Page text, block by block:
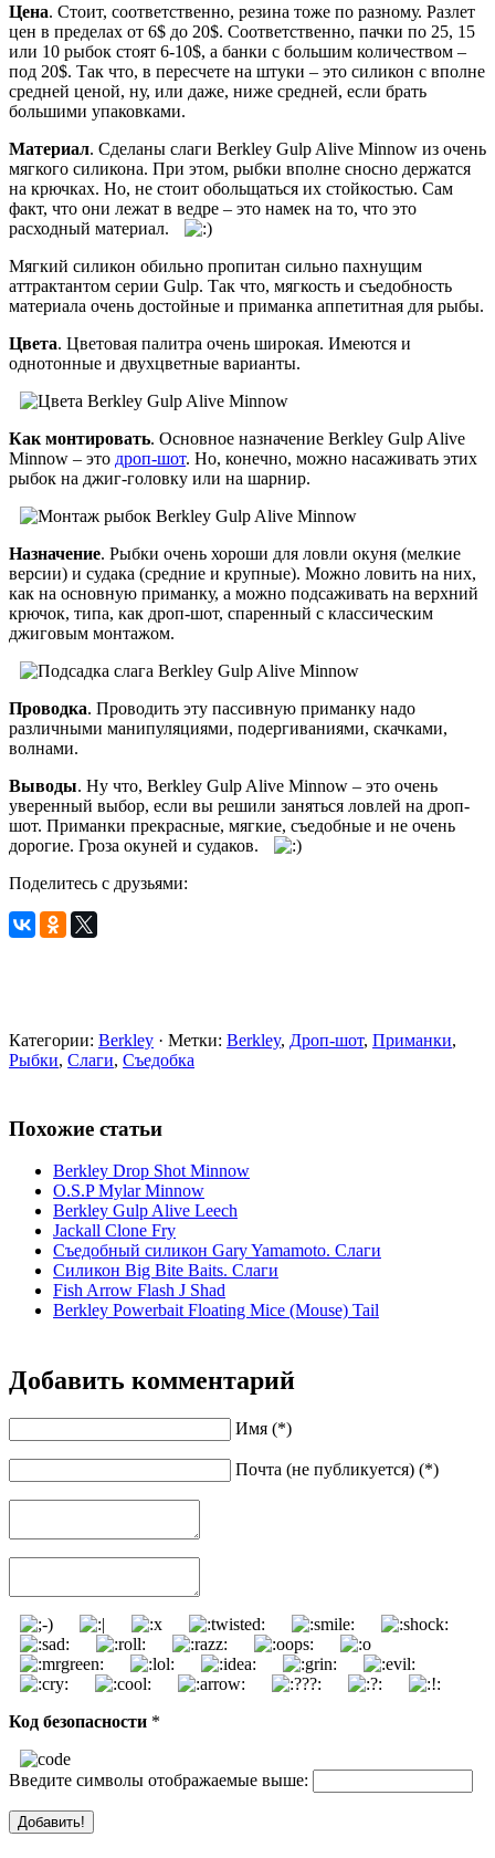
Цена. Стоит, соответственно, резина тоже по разному. Разлет
цен в пределах от 6$ до 20$. Соответственно, пачки по 25, 15
или 10 рыбок стоят 6-10$, а банки с большим количеством –
под 20$. Так что, в пересчете на штуки – это силикон с вполне
средней ценой, ну, или даже, ниже средней, если брать
большими упаковками.
Материал. Сделаны слаги Berkley Gulp Alive Minnow из очень
мягкого силикона. При этом, рыбки вполне сносно держатся
на крючках. Но, не стоит обольщаться их стойкостью. Сам
факт, что они лежат в ведре – это намек на то, что это
расходный материал.
Мягкий силикон обильно пропитан сильно пахнущим
аттрактантом серии Gulp. Так что, мягкость и съедобность
материала очень достойные и приманка аппетитная для рыбы.
Цвета. Цветовая палитра очень широкая. Имеются и
однотонные и двухцветные варианты.
Как монтировать. Основное назначение Berkley Gulp Alive
Minnow – это дроп-шот. Но, конечно, можно насаживать этих
рыбок на джиг-головку или на шарнир.
Назначение. Рыбки очень хороши для ловли окуня (мелкие
версии) и судака (средние и крупные). Можно ловить на них,
как на основную приманку, а можно подсаживать на верхний
крючок, типа, как дроп-шот, спаренный с классическим
джиговым монтажом.
Проводка. Проводить эту пассивную приманку надо
различными манипуляциями, подергиваниями, скачками,
волнами.
Выводы. Ну что, Berkley Gulp Alive Minnow – это очень
уверенный выбор, если вы решили заняться ловлей на дроп-
шот. Приманки прекрасные, мягкие, съедобные и не очень
дорогие. Гроза окуней и судаков.
Поделитесь с друзьями:
Категории: Berkley · Метки: Berkley, Дроп-шот, Приманки,
Рыбки, Слаги, Съедобка
Похожие статьи
Berkley Drop Shot Minnow
O.S.P Mylar Minnow
Berkley Gulp Alive Leech
Jackall Clone Fry
Съедобный силикон Gary Yamamoto. Слаги
Силикон Big Bite Baits. Слаги
Fish Arrow Flash J Shad
Berkley Powerbait Floating Mice (Mouse) Tail
Добавить комментарий
Имя (*)
Почта (не публикуется) (*)
Код безопасности *
Введите символы отображаемые выше: